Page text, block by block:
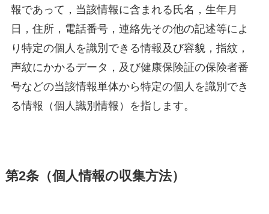
報であって，当該情報に含まれる氏名，生年月
日，住所，電話番号，連絡先その他の記述等によ
り特定の個人を識別できる情報及び容貌，指紋，
声紋にかかるデータ，及び健康保険証の保険者番
号などの当該情報単体から特定の個人を識別でき
る情報（個人識別情報）を指します。
第2条（個人情報の収集方法）